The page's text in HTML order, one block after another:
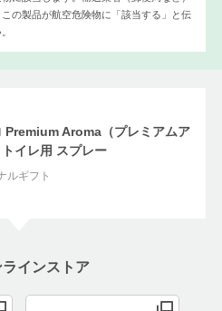
この製品が航空危険物に「該当する」と伝
Premium Aroma（プレミアムア
トイレ用 スプレー
ルギフト
ラインストア